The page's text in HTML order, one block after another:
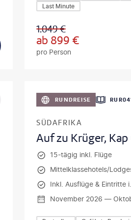
Last Minute
1.049€
ab 899 €
pro Person
DEAL
RUNDREISE
SÜDAFRIKA
Auf zu Krüger,
15-tägig inkl. Flüge
Mittelklassehotels/
Inkl. Ausflüge & Eintritte
November 2026 —